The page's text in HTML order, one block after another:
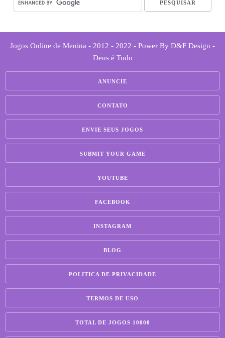
Jogos Online de Menina - 2012 - 2022 - Power By D&F Design -
Deus é Tudo
ANUNCIE
CONTATO
ENVIE SEUS JOGOS
SUBMIT YOUR GAME
YOUTUBE
FACEBOOK
INSTAGRAM
BLOG
POLITICA DE PRIVACIDADE
TERMOS DE USO
TOTAL DE JOGOS 10000